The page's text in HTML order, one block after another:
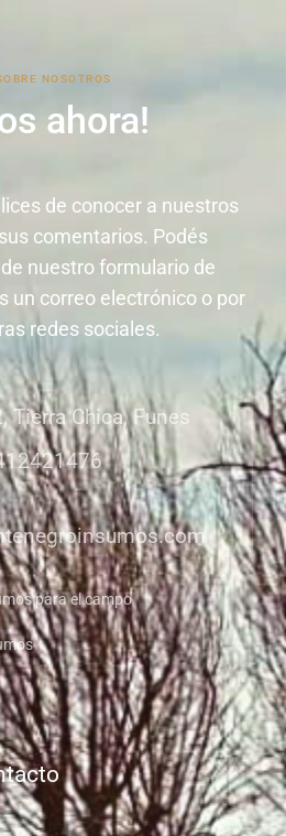
NOSOTROS
ahora!
de conocer a nuestros
comentarios. Podés
nuestro formulario de
un correo electrónico o por
redes sociales.
Tierra Chica, Funes
para el campo